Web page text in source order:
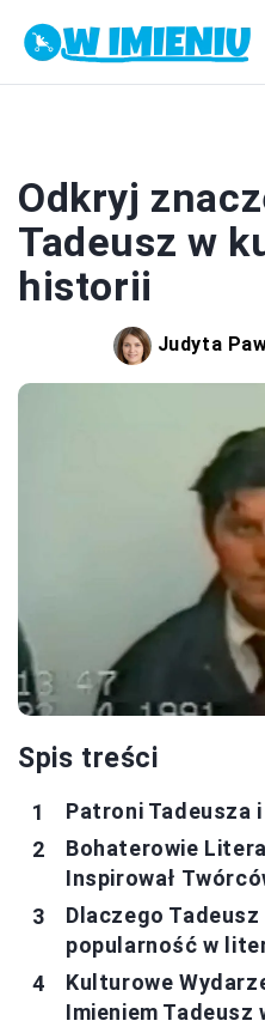
Odkryj
Tadeusz w
historii
Judyta
Spis treści
Patroni Tadeusza
Bohaterowie
Inspirował
Dlaczego
popularność w
Kulturowe
Imieniem Tadeusz